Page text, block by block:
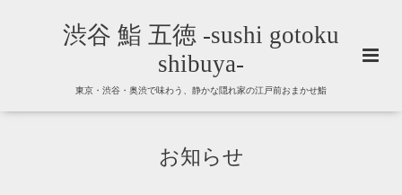
渋谷 鮨 五徳 -sushi gotoku
shibuya-
東京・渋谷・奥渋で味わう、静かな隠れ家の江戸前おまかせ鮨
お知らせ